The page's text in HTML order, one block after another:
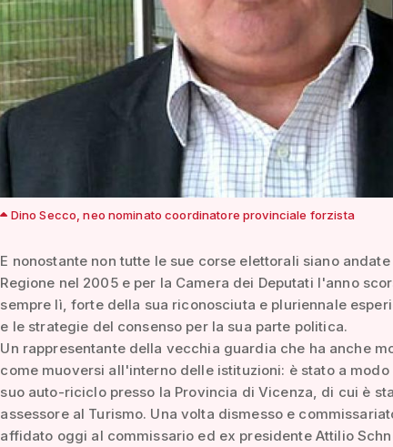
Dino Secco, neo nominato coordinatore provinciale forzista
E nonostante non tutte le sue corse elettorali siano
Regione nel 2005 e per la Camera dei Deputati l'anno
sempre lì, forte della sua riconosciuta e pluriennale
e le strategie del consenso per la sua parte politica.
Un rappresentante della vecchia guardia che ha anche
come muoversi all'interno delle istituzioni: è stato a modo
suo auto-riciclo presso la Provincia di Vicenza, di cui è
assessore al Turismo. Una volta dismesso e
affidato oggi al commissario ed ex presidente Attilio